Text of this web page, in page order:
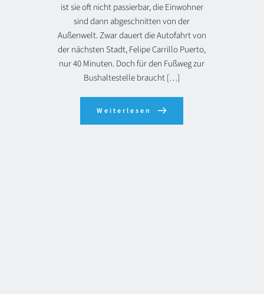
ist sie oft nicht passierbar, die Einwohner
sind dann abgeschnitten von der
Außenwelt. Zwar dauert die Autofahrt von
der nächsten Stadt, Felipe Carrillo Puerto,
nur 40 Minuten. Doch für den Fußweg zur
Bushaltestelle braucht […]
Weiterlesen